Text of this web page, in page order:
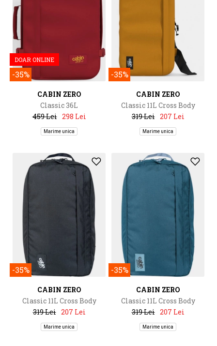
DOAR ONLINE
-35%
CABIN ZERO
Classic 36L
459 Lei 298 Lei
Marime unica
-35%
CABIN ZERO
Classic 11L Cross Body
319 Lei 207 Lei
Marime unica
-35%
CABIN ZERO
Classic 11L Cross Body
319 Lei 207 Lei
Marime unica
-35%
CABIN ZERO
Classic 11L Cross Body
319 Lei 207 Lei
Marime unica